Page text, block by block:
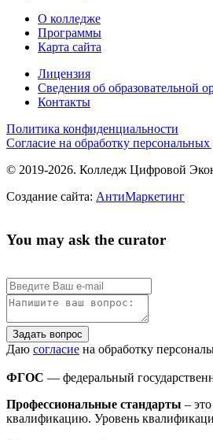
О колледже
Программы
Карта сайта
Лицензия
Сведения об образовательной
Контакты
Политика конфиденциальности
Согласие на обработку
© 2019-2026. Колледж Цифровой
Создание сайта: АнтиМаркетинг
You may ask the curator
Задать вопрос
Даю согласие на обработку
ФГОС — федеральный
Профессиональные стандарты –
квалификацию. Уровень